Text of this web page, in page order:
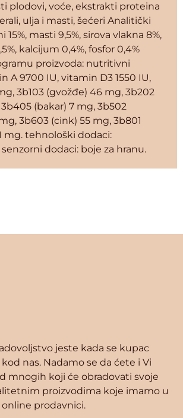
plodovi, voće, ekstrakti proteina
ulja i masti, šećeri Analitički
15%, masti 9,5%, sirova vlakna 8%,
kalcijum 0,4%, fosfor 0,4%
proizvoda: nutritivni
A 9700 IU, vitamin D3 1550 IU,
3b103 (gvožđe) 46 mg, 3b202
(bakar) 7 mg, 3b502
3b603 (cink) 55 mg, 3b801
mg. tehnološki dodaci:
dodaci: boje za hranu.
jeste kada se kupac
nas. Nadamo se da ćete i Vi
mnogih koji će obradovati svoje
proizvodima koje imamo u
prodavnici.